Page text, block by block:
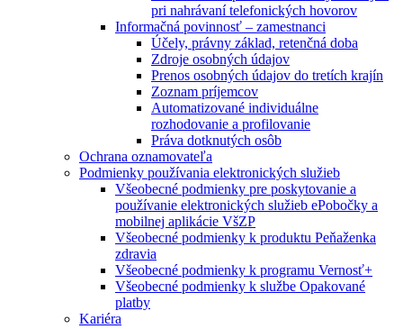
pri nahrávaní telefonických hovorov
Informačná povinnosť – zamestnanci
Účely, právny základ, retenčná doba
Zdroje osobných údajov
Prenos osobných údajov do tretích krajín
Zoznam príjemcov
Automatizované individuálne
rozhodovanie a profilovanie
Práva dotknutých osôb
Ochrana oznamovateľa
Podmienky používania elektronických služieb
Všeobecné podmienky pre poskytovanie a
používanie elektronických služieb ePobočky a
mobilnej aplikácie VšZP
Všeobecné podmienky k produktu Peňaženka
zdravia
Všeobecné podmienky k programu Vernosť+
Všeobecné podmienky k službe Opakované
platby
Kariéra